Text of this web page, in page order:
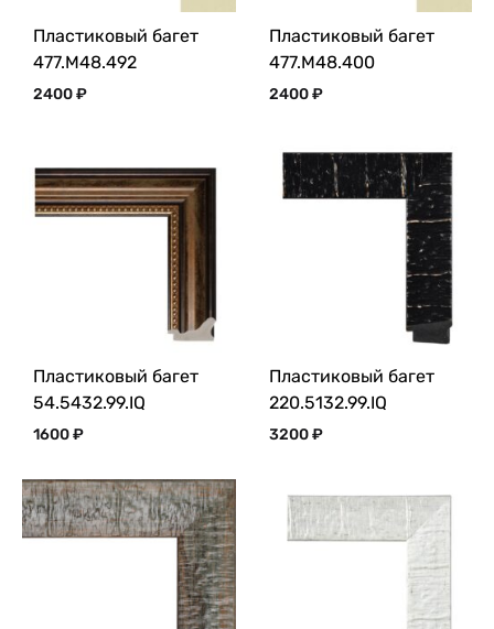
Пластиковый багет
477.M48.492
2400₽
Пластиковый багет
477.M48.400
2400₽
Пластиковый багет
54.5432.99.IQ
1600₽
Пластиковый багет
220.5132.99.IQ
3200₽